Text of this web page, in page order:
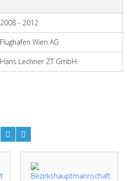
2008 - 2012
Flughafen Wien AG
Hans Lechner ZT GmbH